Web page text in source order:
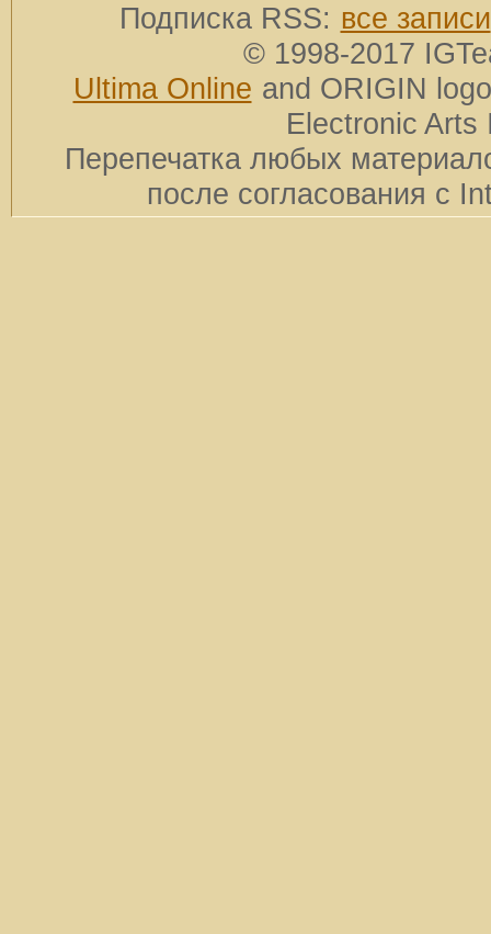
Подписка RSS: все записи
© 1998-2017
Ultima Online and ORIGIN
Electronic Arts
Перепечатка любых
после согласования с